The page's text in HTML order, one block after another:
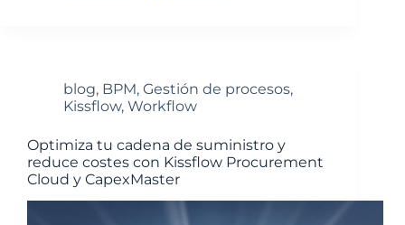
blog, BPM, Gestión de procesos,
Kissflow, Workflow
Optimiza tu cadena de suministro y
reduce costes con Kissflow Procurement
Cloud y CapexMaster